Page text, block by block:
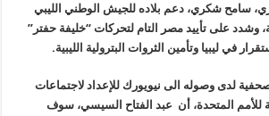
سامح شكري، دعم بلاده للجيش الوطني الليبي
وشدد على تأييد مصر التام لتحركات “خليفة حفتر”
في ليبيا وتأمين الثروات البترولية الليبية.
لدى وصوله الى نيويورك للإعداد لاجتماعات
العامة للأمم المتحدة، أن عبد الفتاح السيسي، سوف